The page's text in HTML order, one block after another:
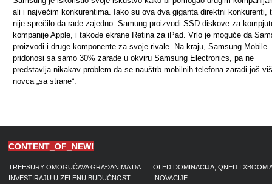
ali i najvećim konkurentima. Iako su ova dva giganta direktni konkurenti,
nije sprečilo da rade zajedno. Samung proizvodi SSD diskove za
kompanije Apple, i takođe ekrane Retina za iPad. Vrlo je moguće da
proizvodi i druge komponente za svoje rivale. Na kraju, Samsung Mobile
pridonosi sa samo 30% zarade u okviru Samsung Electronics, pa ne
predstavlja nikakav problem da se nauštrb mobilnih telefona zaradi još
novca sa strane“
CONTENT_OF_NEW!
TREESURY OMOGUĆAVA GRAĐANIMA DA
INVESTIRAJU U ZELENU BUDUĆNOST
OLED DOMINACIJA, QNED I XBOOM
INOVACIJE